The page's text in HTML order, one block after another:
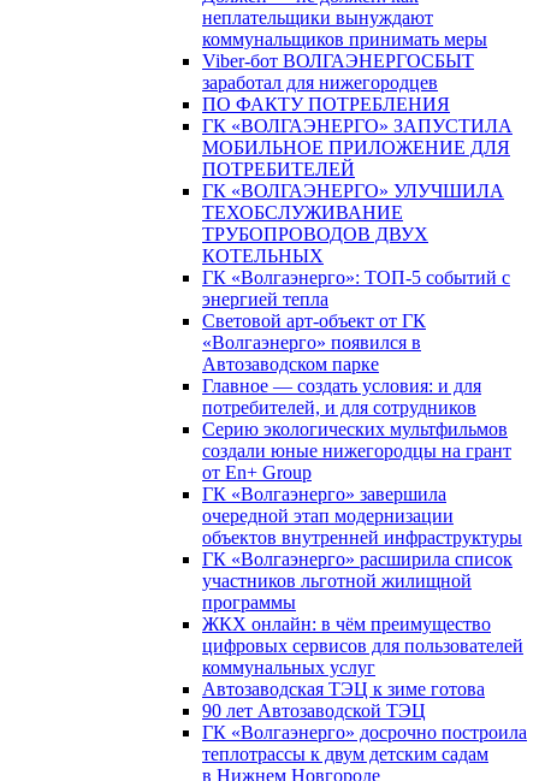
неплательщики вынуждают
коммунальщиков принимать меры
Viber-бот ВОЛГАЭНЕРГОСБЫТ
заработал для нижегородцев
ПО ФАКТУ ПОТРЕБЛЕНИЯ
ГК «ВОЛГАЭНЕРГО» ЗАПУСТИЛА
МОБИЛЬНОЕ ПРИЛОЖЕНИЕ ДЛЯ
ПОТРЕБИТЕЛЕЙ
ГК «ВОЛГАЭНЕРГО» УЛУЧШИЛА
ТЕХОБСЛУЖИВАНИЕ
ТРУБОПРОВОДОВ ДВУХ
КОТЕЛЬНЫХ
ГК «Волгаэнерго»: ТОП-5 событий с
энергией тепла
Световой арт-объект от ГК
«Волгаэнерго» появился в
Автозаводском парке
Главное — создать условия: и для
потребителей, и для сотрудников
Серию экологических мультфильмов
создали юные нижегородцы на грант
от En+ Group
ГК «Волгаэнерго» завершила
очередной этап модернизации
объектов внутренней инфраструктуры
ГК «Волгаэнерго» расширила список
участников льготной жилищной
программы
ЖКХ онлайн: в чём преимущество
цифровых сервисов для пользователей
коммунальных услуг
Автозаводская ТЭЦ к зиме готова
90 лет Автозаводской ТЭЦ
ГК «Волгаэнерго» досрочно построила
теплотрассы к двум детским садам
в Нижнем Новгороде